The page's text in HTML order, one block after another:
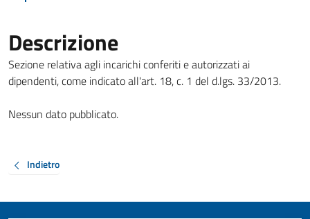
Descrizione
Sezione relativa agli incarichi conferiti e autorizzati ai
dipendenti, come indicato all'art. 18, c. 1 del d.lgs. 33/2013.
Nessun dato pubblicato.
Indietro